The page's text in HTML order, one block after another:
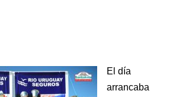
El día
arrancaba